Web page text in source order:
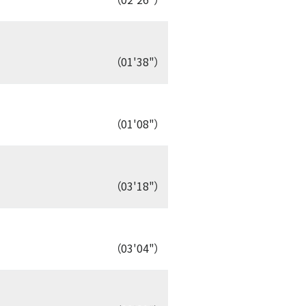
（01'38"）
（01'08"）
（03'18"）
（03'04"）